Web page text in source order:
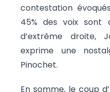
contestation
45% des voix sont
d’extrême droite,
exprime une
Pinochet.
En somme, le coup